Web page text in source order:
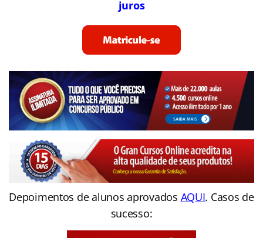
juros
Depoimentos de alunos aprovados AQUI. Casos de
sucesso: